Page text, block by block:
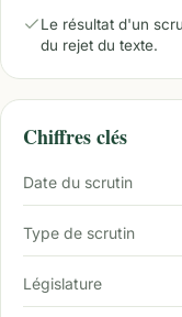
Le résultat d'un
du rejet du texte.
Chiffres clés
Date du scrutin
Type de scrutin
Législature